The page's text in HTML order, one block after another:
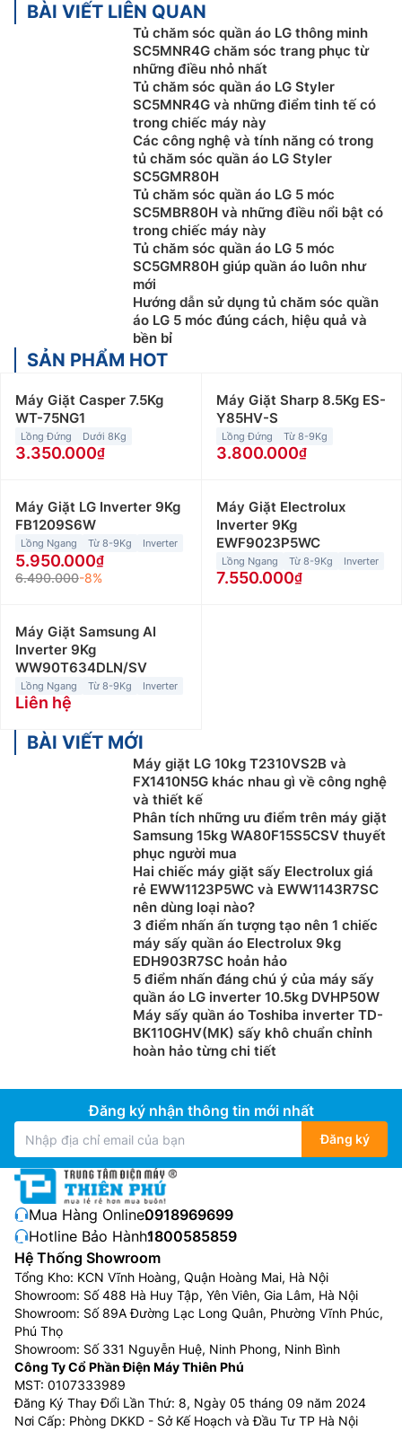
BÀI VIẾT LIÊN QUAN
Tủ chăm sóc quần áo LG thông minh
SC5MNR4G chăm sóc trang phục từ
những điều nhỏ nhất
Tủ chăm sóc quần áo LG Styler
SC5MNR4G và những điểm tinh tế có
trong chiếc máy này
Các công nghệ và tính năng có trong
tủ chăm sóc quần áo LG Styler
SC5GMR80H
Tủ chăm sóc quần áo LG 5 móc
SC5MBR80H và những điều nổi bật có
trong chiếc máy này
Tủ chăm sóc quần áo LG 5 móc
SC5GMR80H giúp quần áo luôn như
mới
Hướng dẫn sử dụng tủ chăm sóc quần
áo LG 5 móc đúng cách, hiệu quả và
bền bỉ
SẢN PHẨM HOT
Máy Giặt Casper 7.5Kg
WT-75NG1
Lồng Đứng Dưới 8Kg
3.350.000
Máy Giặt Sharp 8.5Kg ES-
Y85HV-S
Lồng Đứng Từ 8-9Kg
3.800.000
Máy Giặt LG Inverter 9Kg
FB1209S6W
Lồng Ngang Từ 8-9Kg Inverter
5.950.000
6.490.000-8%
Máy Giặt Electrolux
Inverter 9Kg
EWF9023P5WC
Lồng Ngang Từ 8-9Kg Inverter
7.550.000
Máy Giặt Samsung AI
Inverter 9Kg
WW90T634DLN/SV
Lồng Ngang Từ 8-9Kg Inverter
Liên hệ
BÀI VIẾT MỚI
Máy giặt LG 10kg T2310VS2B và
FX1410N5G khác nhau gì về công nghệ
và thiết kế
Phân tích những ưu điểm trên máy giặt
Samsung 15kg WA80F15S5CSV thuyết
phục người mua
Hai chiếc máy giặt sấy Electrolux giá
rẻ EWW1123P5WC và EWW1143R7SC
nên dùng loại nào?
3 điểm nhấn ấn tượng tạo nên 1 chiếc
máy sấy quần áo Electrolux 9kg
EDH903R7SC hoản hảo
5 điểm nhấn đáng chú ý của máy sấy
quần áo LG inverter 10.5kg DVHP50W
Máy sấy quần áo Toshiba inverter TD-
BK110GHV(MK) sấy khô chuẩn chỉnh
hoàn hảo từng chi tiết
Đăng ký nhận thông tin mới nhất
Đăng ký
Mua Hàng Online:0918969699
Hotline Bảo Hành:1800585859
Hệ Thống Showroom
Tổng Kho: KCN Vĩnh Hoàng, Quận Hoàng Mai, Hà Nội
Showroom: Số 488 Hà Huy Tập, Yên Viên, Gia Lâm, Hà Nội
Showroom: Số 89A Đường Lạc Long Quân, Phường Vĩnh Phúc,
Phú Thọ
Showroom: Số 331 Nguyễn Huệ, Ninh Phong, Ninh Bình
Công Ty Cổ Phần Điện Máy Thiên Phú
MST: 0107333989
Đăng Ký Thay Đổi Lần Thứ: 8, Ngày 05 tháng 09 năm 2024
Nơi Cấp: Phòng DKKD - Sở Kế Hoạch và Đầu Tư TP Hà Nội